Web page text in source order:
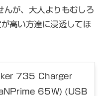
んが、大人よりもむしろ
高い方達に浸透してほ
735 Charger
65W) (USB